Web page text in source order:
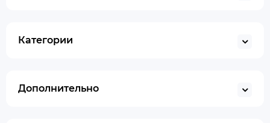
Категории
Дополнительно